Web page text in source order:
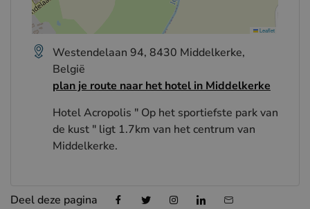
Leaflet
Westendelaan 94, 8430 Middelkerke,
België
plan je route naar het hotel in Middelkerke
Hotel Acropolis " Op het sportiefste park van
de kust " ligt 1.7km van het centrum van
Middelkerke.
Deel deze pagina